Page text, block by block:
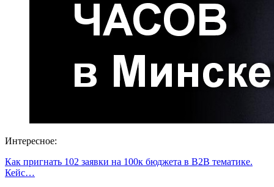
Интересное:
Как пригнать 102 заявки на 100к бюджета в B2B тематике.
Кейс…